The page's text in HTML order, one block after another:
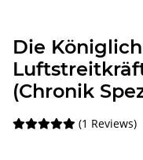
Die
(Chronik
(1 Reviews)